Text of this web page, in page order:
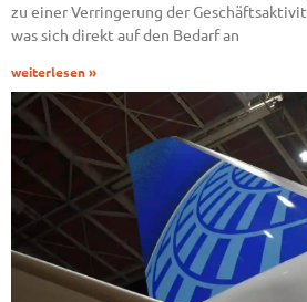
zu einer Verringerung der
was sich direkt auf den Bedarf an
weiterlesen »